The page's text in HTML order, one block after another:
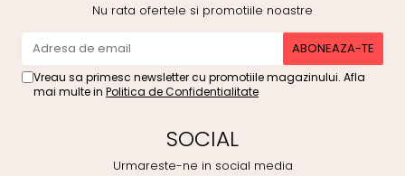
Nu rata ofertele si promotiile noastre
Vreau sa primesc newsletter cu promotiile magazinului. Afla
mai multe in Politica de Confidentialitate
SOCIAL
Urmareste-ne in social media